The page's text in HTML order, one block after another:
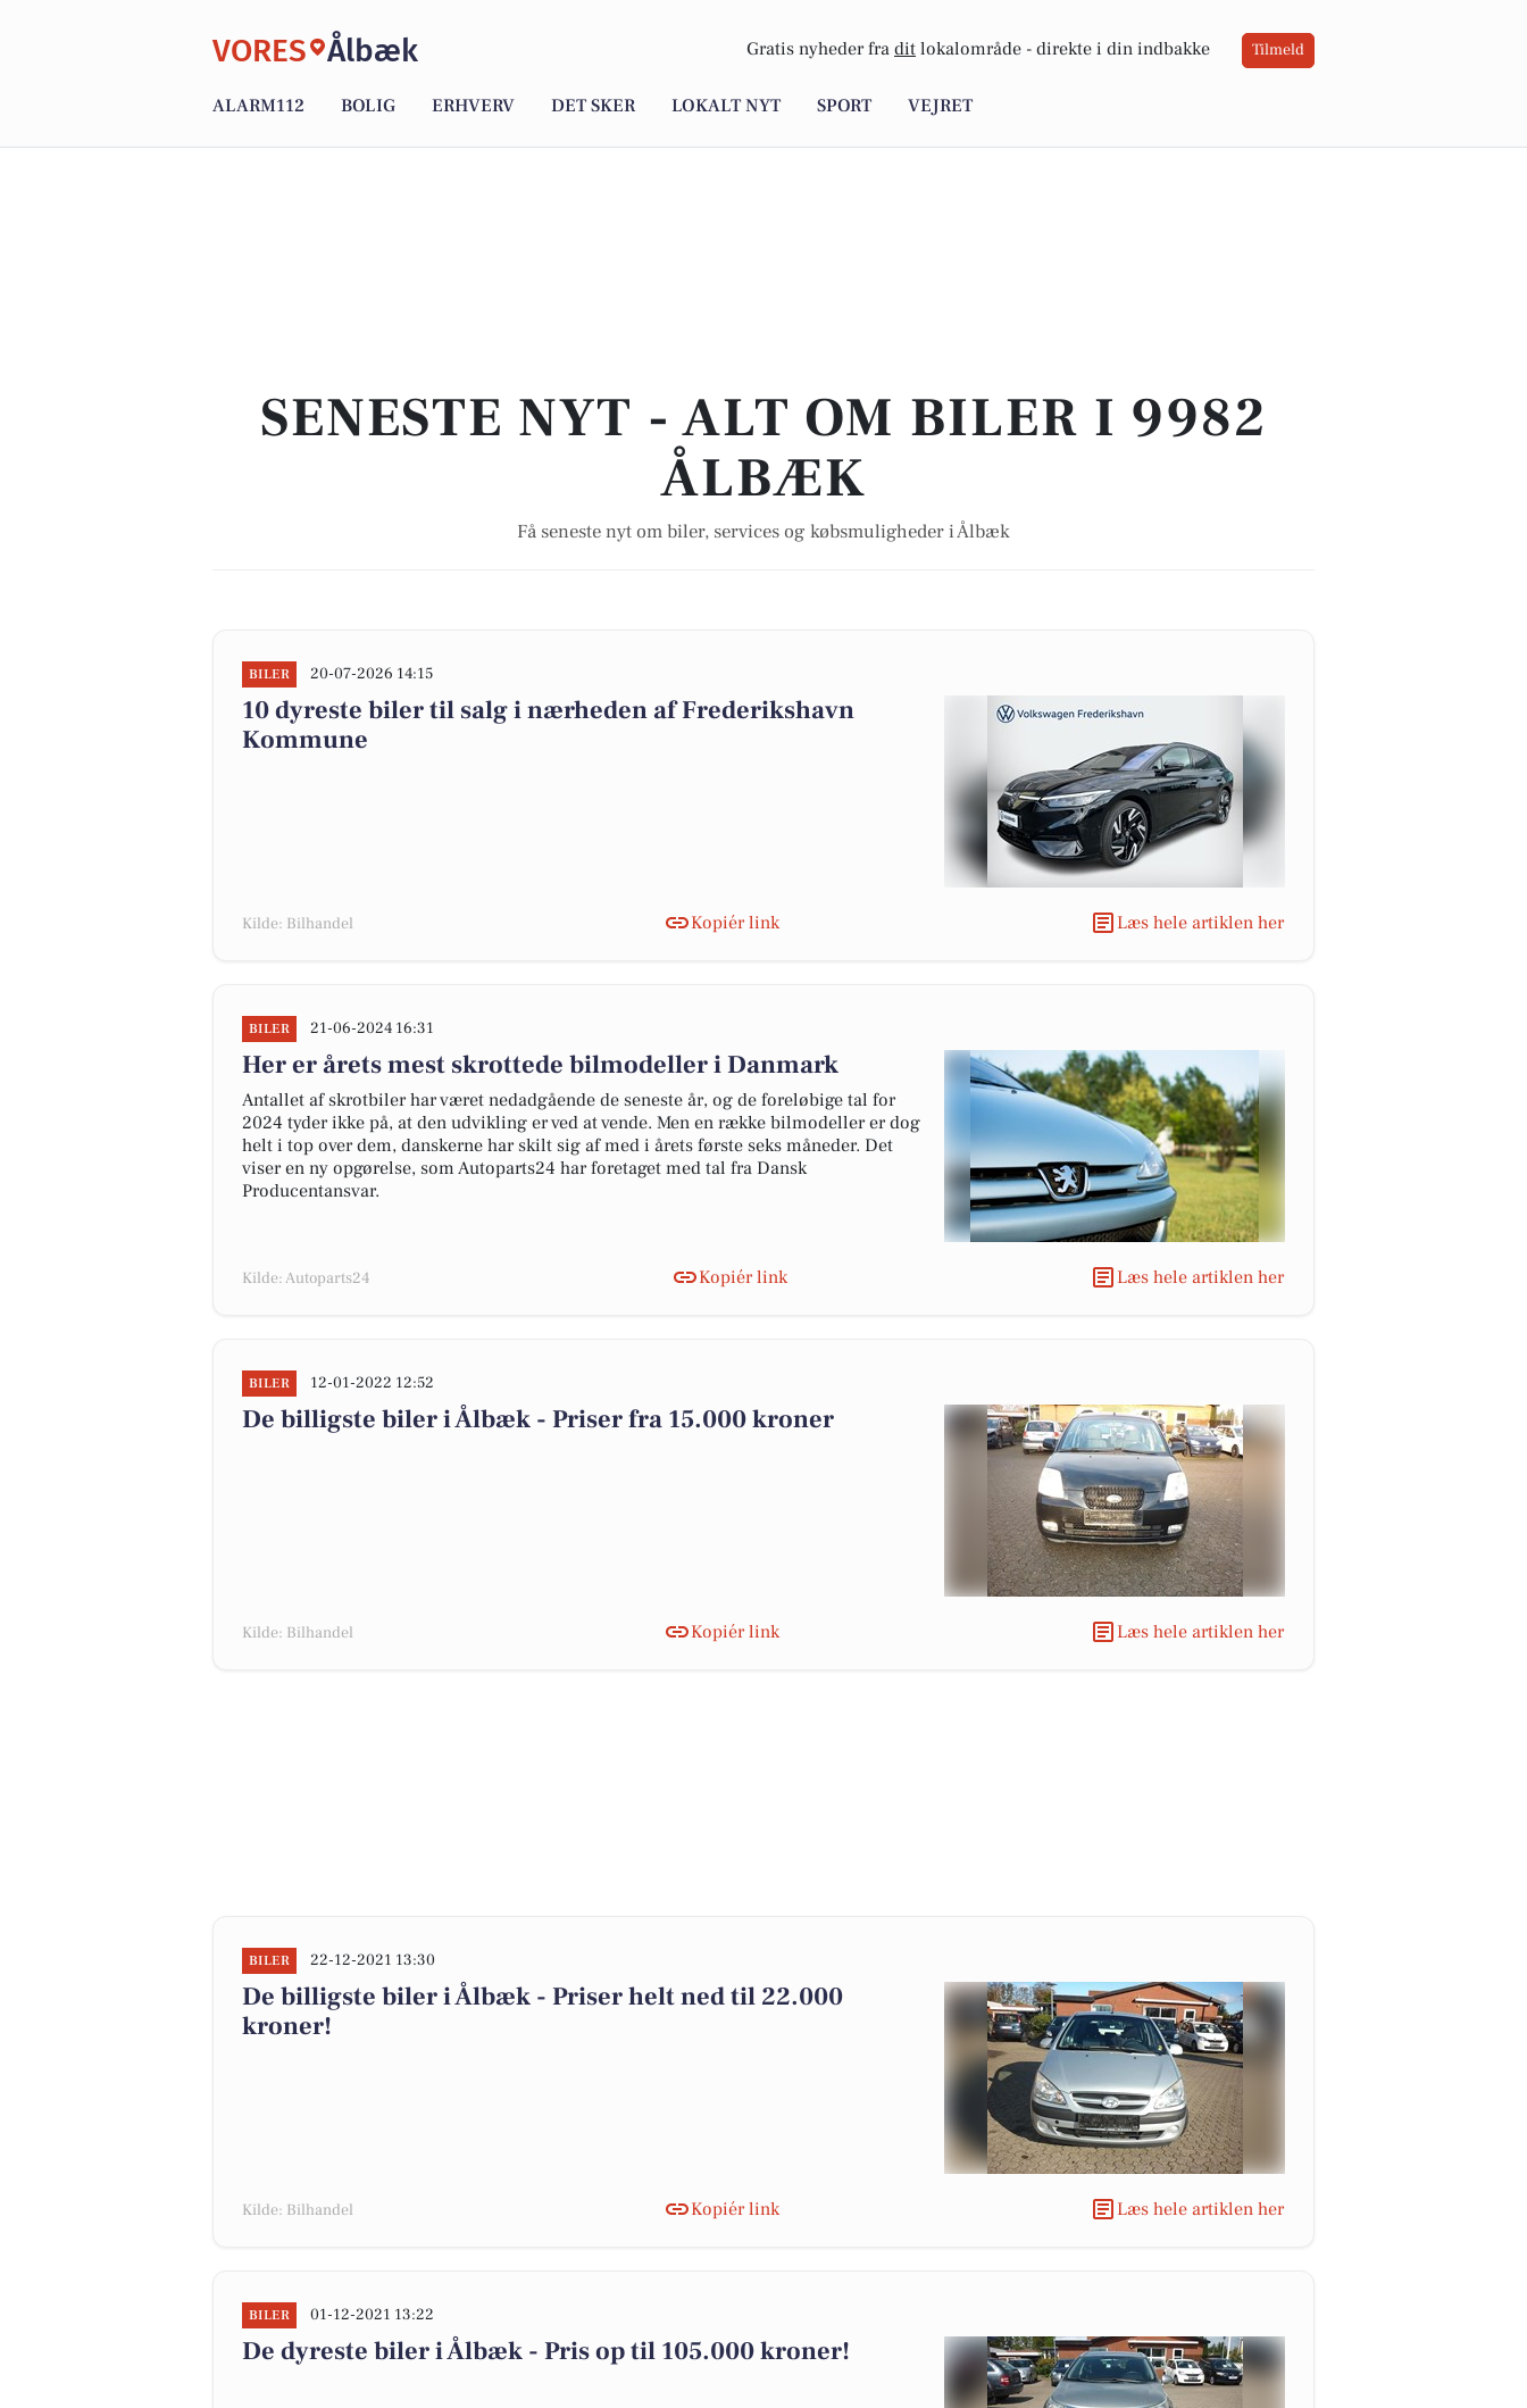
VORES Ålbæk Gratis nyheder fra dit lokalområde - direkte i din indbakke Tilmeld
ALARM112 BOLIG ERHVERV DET SKER LOKALT NYT SPORT VEJRET
SENESTE NYT - ALT OM BILER I 9982
ÅLBÆK
Få seneste nyt om biler, services og købsmuligheder i Ålbæk
BILER 20-07-2026 14:15
10 dyreste biler til salg i nærheden af Frederikshavn
Kommune
Kilde: Bilhandel Kopiér link Læs hele artiklen her
BILER 21-06-2024 16:31
Her er årets mest skrottede bilmodeller i Danmark
Antallet af skrotbiler har været nedadgående de seneste år, og de foreløbige tal for
2024 tyder ikke på, at den udvikling er ved at vende. Men en række bilmodeller er dog
helt i top over dem, danskerne har skilt sig af med i årets første seks måneder. Det
viser en ny opgørelse, som Autoparts24 har foretaget med tal fra Dansk
Producentansvar.
Kilde: Autoparts24 Kopiér link Læs hele artiklen her
BILER 12-01-2022 12:52
De billigste biler i Ålbæk - Priser fra 15.000 kroner
Kilde: Bilhandel Kopiér link Læs hele artiklen her
BILER 22-12-2021 13:30
De billigste biler i Ålbæk - Priser helt ned til 22.000
kroner!
Kilde: Bilhandel Kopiér link Læs hele artiklen her
BILER 01-12-2021 13:22
De dyreste biler i Ålbæk - Pris op til 105.000 kroner!